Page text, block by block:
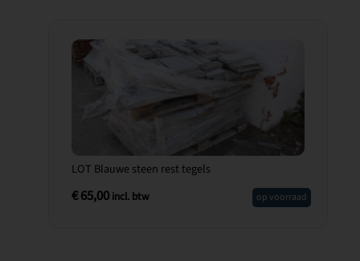
LOT Blauwe steen rest tegels
€65,00 incl. btw op voorraad